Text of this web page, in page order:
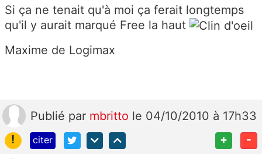
Si ça ne tenait qu'à moi ça ferait longtemps
qu'il y aurait marqué Free la haut
Maxime de Logimax
Publié par mbritto le 04/10/2010 à 17h33
!
citer + -